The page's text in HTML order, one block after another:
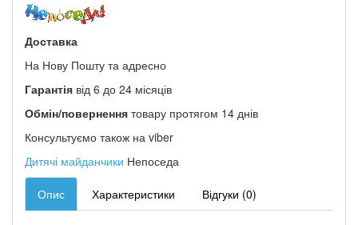
Доставка
На Нову Пошту та адресно
Гарантія від 6 до 24 місяців
Обмін/повернення товару протягом 14 днів
Консультуємо також на viber
Дитячі майданчики Непоседа
Опис Характеристики Відгуки (0)